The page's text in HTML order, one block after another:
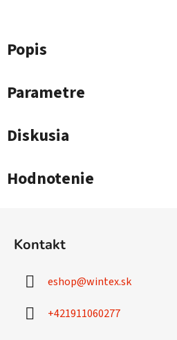
Popis
Parametre
Diskusia
Hodnotenie
Kontakt
eshop@wintex.sk
+421911060277